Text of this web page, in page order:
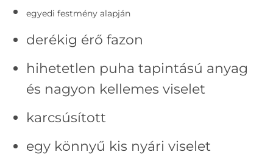
egyedi festmény alapján
derékig érő fazon
hihetetlen puha tapintású anyag
és nagyon kellemes viselet
karcsúsított
egy könnyű kis nyári viselet